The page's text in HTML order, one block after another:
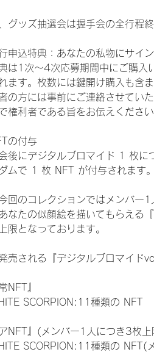
グッズ抽選会は握手会の全行程
申込特典：あなたの私物にサイン
は1次〜4次応募期間中にご購入
ます。枚数には鍵開け購入も含ま
の方には事前にご連絡させてい
権利者である旨をお伝えください
の付与
後にデジタルブロマイド 1 枚に
ムで 1 枚 NFT が付与されます。
回のコレクションではメンバー
なたの似顔絵を描いてもらえる
限となっております。
売される『デジタルブロマイド
NFT』
SCORPION:11種類の NFT
アNFT』(メンバー1人につき3枚
SCORPION:11種類の NFT(